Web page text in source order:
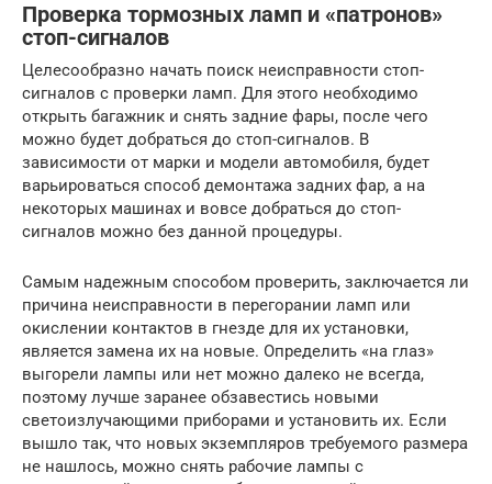
Проверка тормозных ламп и «патронов»
стоп-сигналов
Целесообразно начать поиск неисправности стоп-
сигналов с проверки ламп. Для этого необходимо
открыть багажник и снять задние фары, после чего
можно будет добраться до стоп-сигналов. В
зависимости от марки и модели автомобиля, будет
варьироваться способ демонтажа задних фар, а на
некоторых машинах и вовсе добраться до стоп-
сигналов можно без данной процедуры.
Самым надежным способом проверить, заключается ли
причина неисправности в перегорании ламп или
окислении контактов в гнезде для их установки,
является замена их на новые. Определить «на глаз»
выгорели лампы или нет можно далеко не всегда,
поэтому лучше заранее обзавестись новыми
светоизлучающими приборами и установить их. Если
вышло так, что новых экземпляров требуемого размера
не нашлось, можно снять рабочие лампы с